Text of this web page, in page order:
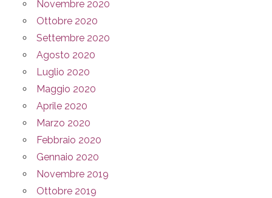
Novembre 2020
Ottobre 2020
Settembre 2020
Agosto 2020
Luglio 2020
Maggio 2020
Aprile 2020
Marzo 2020
Febbraio 2020
Gennaio 2020
Novembre 2019
Ottobre 2019